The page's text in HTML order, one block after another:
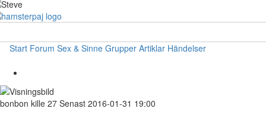
Start Forum Sex & Sinne Grupper Artiklar Händelser
bonbon kille 27 Senast 2016-01-31 19:00